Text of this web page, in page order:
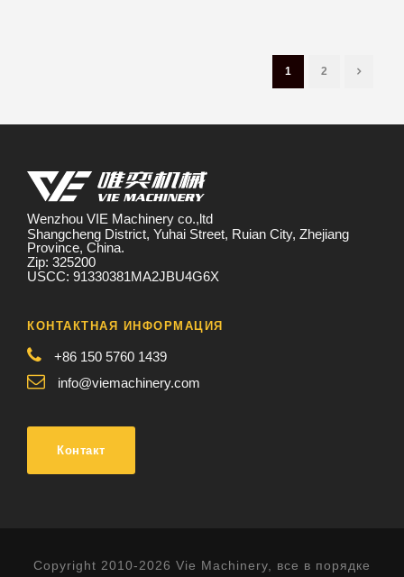
1 2
Wenzhou VIE Machinery co.,ltd
Shangcheng District, Yuhai Street, Ruian City, Zhejiang
Province, China.
Zip: 325200
USCC: 91330381MA2JBU4G6X
КОНТАКТНАЯ ИНФОРМАЦИЯ
+86 150 5760 1439
info@viemachinery.com
Контакт
Copyright 2010-2026 Vie Machinery, все в порядке